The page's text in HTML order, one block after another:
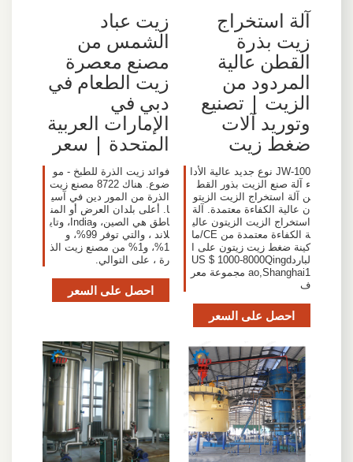
آلة استخراج
زيت بذرة
القطن عالية
المردود من
الزيت | تصنيع
وتوريد آلات
ضغط زيت
JW-100 نوع جديد عالية الأدا
ء آلة صنع الزيت بذور القط
ن آلة استخراج الزيت الزيتو
ن عالية الكفاءة معتمدة. آلة
استخراج الزيت الزيتون عالي
ة الكفاءة معتمدة من CE/ما
كينة ضغط زيت زيتون على ا
لباردUS $ 1000-8000Qingd
ao,Shanghai1 مجموعة معر
ف
احصل على السعر
زيت عباد
الشمس من
مصنع معصرة
زيت الطعام في
دبي في
الإمارات العربية
المتحدة | سعر
فوائد زيت الذرة للطبخ - مو
ضوع. هناك 8722 مصنع زيت
الذرة من المور دين في آسي
ا. أعلى بلدان العرض أو المن
اطق هي الصين، وIndia، وتاي
لاند ، والتي توفر 99%، و
1%، و1% من مصنع زيت الذ
رة ، على التوالي.
احصل على السعر